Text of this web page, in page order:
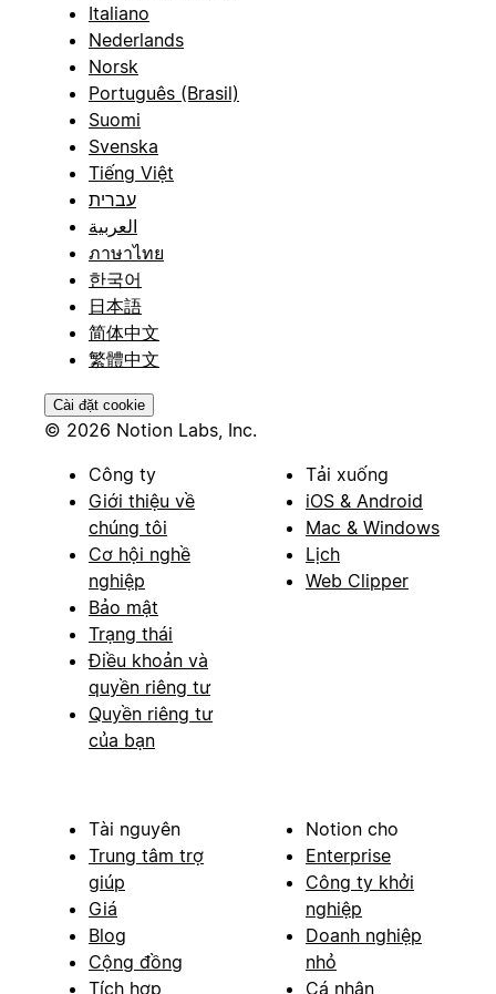
Italiano
Nederlands
Norsk
Português (Brasil)
Suomi
Svenska
Tiếng Việt
עברית
العربية
ภาษาไทย
한국어
日本語
简体中文
繁體中文
Cài đặt cookie
© 2026 Notion Labs, Inc.
Công ty
Giới thiệu về
chúng tôi
Cơ hội nghề
nghiệp
Bảo mật
Trạng thái
Điều khoản và
quyền riêng tư
Quyền riêng tư
của bạn
Tải xuống
iOS & Android
Mac & Windows
Lịch
Web Clipper
Tài nguyên
Trung tâm trợ
giúp
Giá
Blog
Cộng đồng
Tích hợp
Notion cho
Enterprise
Công ty khởi
nghiệp
Doanh nghiệp
nhỏ
Cá nhân